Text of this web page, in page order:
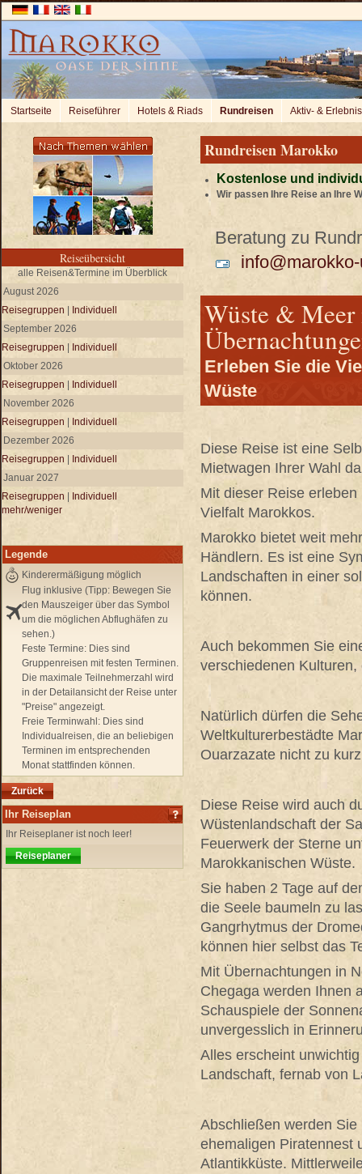
Startseite Reiseführer Hotels & Riads Rundreisen Aktiv- &
Reiseübersicht
alle Reisen&Termine im Überblick
August 2026
Reisegruppen
Individuell
September 2026
Reisegruppen
Individuell
Oktober 2026
Reisegruppen
Individuell
November 2026
Reisegruppen
Individuell
Dezember 2026
Reisegruppen
Individuell
Januar 2027
Reisegruppen
Individuell
mehr/weniger
Legende
Kinderermäßigung möglich
Flug inklusive (Tipp: Bewegen Sie
den Mauszeiger über das Symbol
um die möglichen Abflughäfen zu
sehen.)
Feste Termine: Dies sind
Gruppenreisen mit festen Terminen.
Die maximale Teilnehmerzahl wird
in der Detailansicht der Reise unter
"Preise" angezeigt.
Freie Terminwahl: Dies sind
Individualreisen, die an beliebigen
Terminen im entsprechenden
Monat stattfinden können.
Zurück
Ihr Reiseplan
Ihr Reiseplaner ist noch leer!
Reiseplaner
Rundreisen Marokko
Kostenlose und
Wir passen Ihre Reise an Ihre
Beratung zu
Wüste & Meer
Erleben Sie die
Wüste
Diese Reise ist eine
Mietwagen Ihrer Wahl
Mit dieser Reise
Vielfalt Marokkos.
Marokko bietet weit
Händlern. Es ist eine
Landschaften in einer
können.
Auch bekommen Sie
verschiedenen
Natürlich dürfen die
Weltkulturerbestädte
Ouarzazate nicht zu
Diese Reise wird auch
Wüstenlandschaft der
Feuerwerk der Sterne
Marokkanischen Wüste.
Sie haben 2 Tage auf
die Seele baumeln zu
Gangrhytmus der
können hier selbst das
Mit Übernachtungen in
Chegaga werden Ihnen
Schauspiele der
unvergesslich in
Alles erscheint
Landschaft, fernab von
Abschließen werden
ehemaligen Piratennest
Atlantikküste.